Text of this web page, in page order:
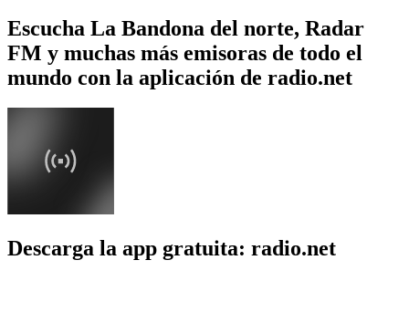
Escucha La Bandona del norte, Radar
FM y muchas más emisoras de todo el
mundo con la aplicación de radio.net
Descarga la app gratuita: radio.net